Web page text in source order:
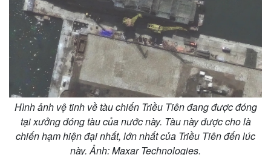
Hình ảnh vệ tinh về tàu chiến Triều Tiên đang được đóng
tại xưởng đóng tàu của nước này. Tàu này được cho là
chiến hạm hiện đại nhất, lớn nhất của Triều Tiên đến lúc
này. Ảnh: Maxar Technologies.